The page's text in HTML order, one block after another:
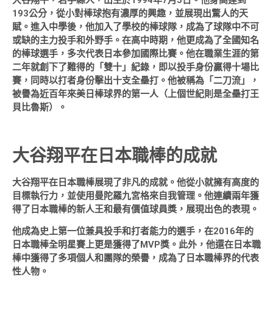
193公分，從小對棒球抱有濃厚的興趣，並展現出驚人的天
賦。進入中學後，他加入了學校的棒球隊，成為了球隊中不可
或缺的主力投手和外野手。在高中時期，他更成為了全國知名
的棒球選手，多次代表日本參加國際比賽。他在職業生涯的第
二年就創下了難得的「雙十」紀錄，即以投手身份贏得十場比
賽，同時以打者身份擊出十支全壘打。他被稱為「二刀流」，
被譽為近百年來美日棒球界的第一人（上個世紀則是全壘打王
貝比魯斯）。
大谷翔平在日本職棒的成就
大谷翔平在日本職棒展現了非凡的成就。他從小就擁有高度的
目標執行力，並使用曼陀羅九宮格來自我管理。他連續兩年獲
得了日本職棒的新人王和最有價值球員獎，展現出色的表現。
他成為史上第一位兼具投手和打者能力的選手，在2016年的
日本職棒全明星賽上更是獲得了MVP獎。此外，他還在日本職
棒中獲得了多項個人和團隊的榮譽，成為了日本職棒界的代表
性人物。